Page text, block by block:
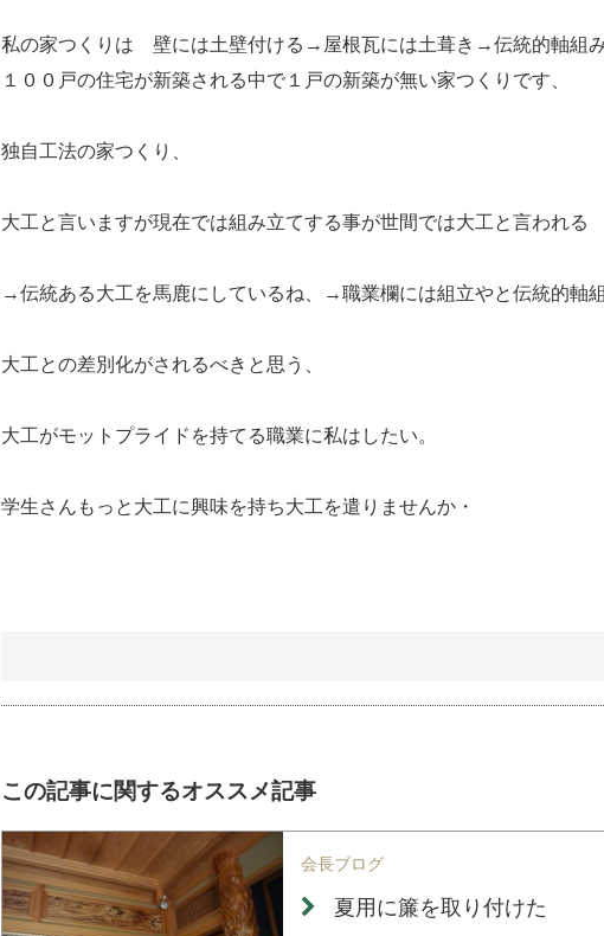
私の家つくりは 壁には土壁付ける→屋根瓦には土葺き→伝統的軸組
１００戸の住宅が新築される中で１戸の新築が無い家つくりです、
独自工法の家つくり、
大工と言いますが現在では組み立てする事が世間では大工と言われる
→伝統ある大工を馬鹿にしているね、→職業欄には組立やと伝統的軸
大工との差別化がされるべきと思う、
大工がモットプライドを持てる職業に私はしたい。
学生さんもっと大工に興味を持ち大工を遣りませんか・
この記事に関するオススメ記事
会長ブログ
夏用に簾を取り付けた